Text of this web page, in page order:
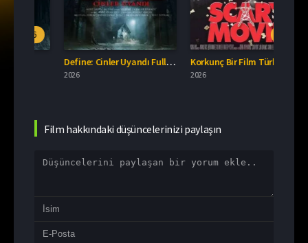
Define: Cinler Uyandı Full İzle
5.3
Korkunç Bir Film Türkçe Dublaj İzle
Film hakkındaki düşüncelerinizi paylaşın